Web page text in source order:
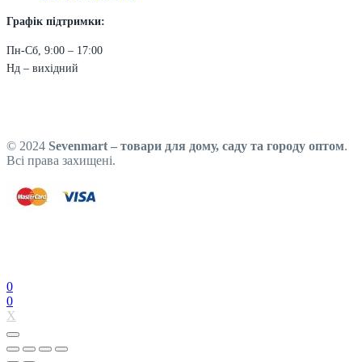
Графік підтримки:
Пн-Сб, 9:00 – 17:00
Нд – вихідний
© 2024 Sevenmart – товари для дому, саду та городу оптом.
Всі права захищені.
0
0
X